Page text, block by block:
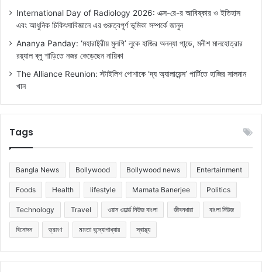
International Day of Radiology 2026: এক্স-রে-র আবিষ্কার ও ইতিহাস
এবং আধুনিক চিকিৎসাবিজ্ঞানে এর গুরুত্বপূর্ণ ভূমিকা সম্পর্কে জানুন
Ananya Panday: ‘মহারাষ্ট্রীয় মুলগি’ লুকে হাজির অনন্যা পান্ডে, মনীশ মালহোত্রার
রয়্যাল ব্লু শাড়িতে নজর কেড়েছেন নায়িকা
The Alliance Reunion: স্টাইলিশ পোশাকে ‘দ্য অ্যালায়েন্স’ পার্টিতে হাজির সালমান
খান
Tags
Bangla News Bollywood Bollywood news Entertainment
Foods Health lifestyle Mamata Banerjee Politics
Technology Travel ওয়ান ওয়ার্ল্ড নিউজ বাংলা জীবনধারা বাংলা নিউজ
বিনোদন ভ্রমণ মমতা বন্দ্যোপাধ্যায় স্বাস্থ্য